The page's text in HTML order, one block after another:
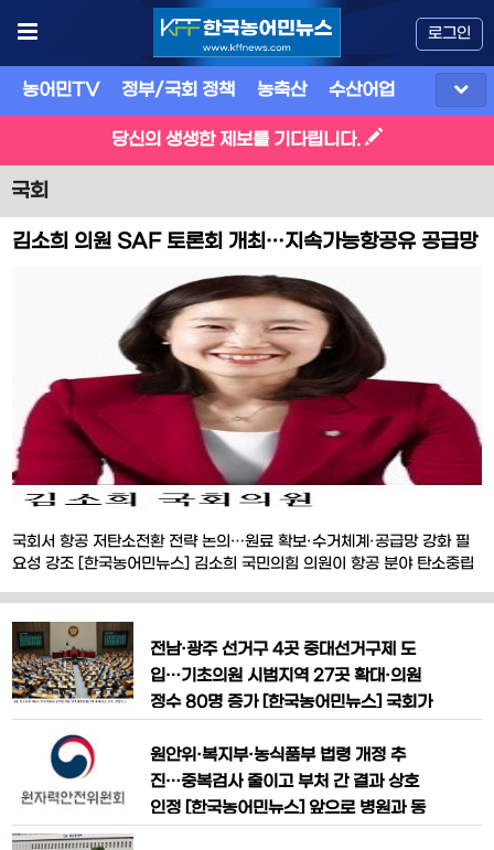
로그인
농어민TV 정부/국회 정책 농축산 수산어업
당신의 생생한 제보를 기다립니다.
국회
김소희 의원 SAF 토론회 개최…지속가능항공유 공급망
국회서 항공 저탄소전환 전략 논의…원료 확보·수거체계·공급망 강화 필
요성 강조 [한국농어민뉴스] 김소희 국민의힘 의원이 항공 분야 탄소중립
의에 나섰다. 김소희 의원은 4월 24일 국회의원회관에서 ‘K-GX 시대
SAF 전략: 안정적 원료 확보와 공급기반 강화’를 주제로 토론회를 개최하
고, 항공 저탄소 전환을 위한 구전남·광주 선거구 4곳 중대선거구제 도
입…기초의원 시범지역 27곳 확대·의원
정수 80명 증가 [한국농어민뉴스] 국회가
을 핵심으로 한 공직선거법 개정안을 통과
시키면서 2026년 지방선거 제도가 크게
바뀐다. 특히 전남·광주 지역 일부 선거구
원안위·복지부·농식품부 법령 개정 추
진…중복검사 줄이고 부처 간 결과 상호
인정 [한국농어민뉴스] 앞으로 병원과 동